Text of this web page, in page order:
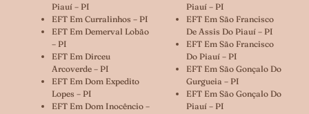
Piauí – PI
EFT Em Curralinhos – PI
EFT Em Demerval Lobão
– PI
EFT Em Dirceu
Arcoverde – PI
EFT Em Dom Expedito
Lopes – PI
EFT Em Dom Inocêncio –
Piauí – PI
EFT Em São Francisco
De Assis Do Piauí – PI
EFT Em São Francisco
Do Piauí – PI
EFT Em São Gonçalo Do
Gurgueia – PI
EFT Em São Gonçalo Do
Piauí – PI